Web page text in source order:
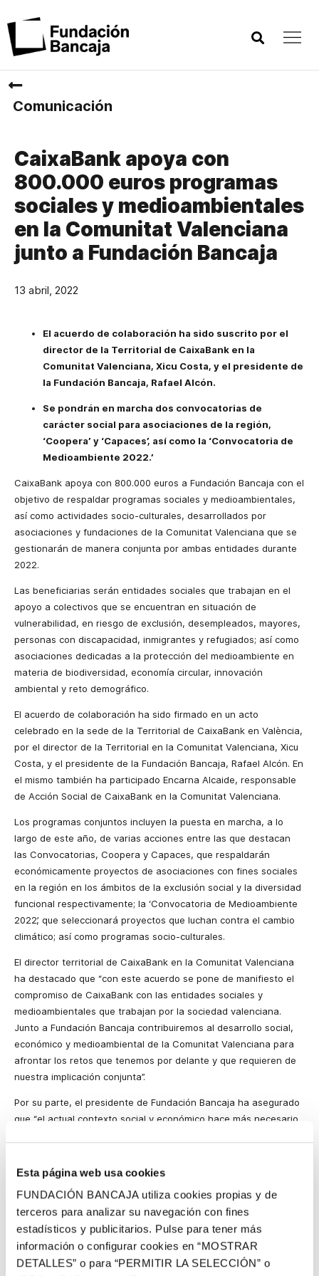
Esta página web usa cookies
FUNDACIÓN BANCAJA utiliza cookies propias y de
terceros para analizar su navegación con fines
estadísticos y publicitarios. Pulse para tener más
información o configurar cookies en “MOSTRAR
DETALLES” o para “PERMITIR LA SELECCIÓN” o
Comunicación
CaixaBank apoya con
800.000 euros programas
sociales y medioambientales
en la Comunitat Valenciana
junto a Fundación Bancaja
13 abril, 2022
El acuerdo de colaboración ha sido suscrito por el
director de la Territorial de CaixaBank en la
Comunitat Valenciana, Xicu Costa, y el presidente de
la Fundación Bancaja, Rafael Alcón.
Se pondrán en marcha dos convocatorias de
carácter social para asociaciones de la región,
‘Coopera’ y ‘Capaces’, así como la ‘Convocatoria de
Medioambiente 2022.’
CaixaBank apoya con 800.000 euros a Fundación Bancaja con el
objetivo de respaldar programas sociales y medioambientales,
así como actividades socio-culturales, desarrollados por
asociaciones y fundaciones de la Comunitat Valenciana que se
gestionarán de manera conjunta por ambas entidades durante
2022.
Las beneficiarias serán entidades sociales que trabajan en el
apoyo a colectivos que se encuentran en situación de
vulnerabilidad, en riesgo de exclusión, desempleados, mayores,
personas con discapacidad, inmigrantes y refugiados; así como
asociaciones dedicadas a la protección del medioambiente en
materia de biodiversidad, economía circular, innovación
ambiental y reto demográfico.
El acuerdo de colaboración ha sido firmado en un acto
celebrado en la sede de la Territorial de CaixaBank en València,
por el director de la Territorial en la Comunitat Valenciana, Xicu
Costa, y el presidente de la Fundación Bancaja, Rafael Alcón. En
el mismo también ha participado Encarna Alcaide, responsable
de Acción Social de CaixaBank en la Comunitat Valenciana.
Los programas conjuntos incluyen la puesta en marcha, a lo
largo de este año, de varias acciones entre las que destacan
las Convocatorias, Coopera y Capaces, que respaldarán
económicamente proyectos de asociaciones con fines sociales
en la región en los ámbitos de la exclusión social y la diversidad
funcional respectivamente; la ‘Convocatoria de Medioambiente
2022’, que seleccionará proyectos que luchan contra el cambio
climático; así como programas socio-culturales.
El director territorial de CaixaBank en la Comunitat Valenciana
ha destacado que “con este acuerdo se pone de manifiesto el
compromiso de CaixaBank con las entidades sociales y
medioambientales que trabajan por la sociedad valenciana.
Junto a Fundación Bancaja contribuiremos al desarrollo social,
económico y medioambiental de la Comunitat Valenciana para
afrontar los retos que tenemos por delante y que requieren de
nuestra implicación conjunta”.
Por su parte, el presidente de Fundación Bancaja ha asegurado
que “el actual contexto social y económico hace más necesario
que desde la sociedad civil están desplegando sus esfuerzos
como son la integración social e igualdad plena de
oportunidades, o la necesaria gestión sostenible de nuestro
entorno natural”.
Sobre la Acción Social de CaixaBank